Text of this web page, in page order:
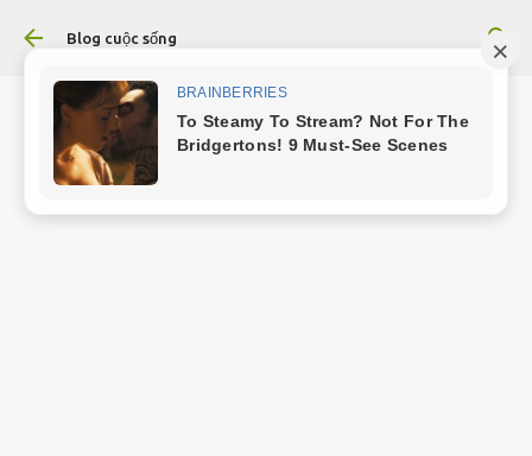
Chuyển đến nội dung chính
Blog cuộc sống